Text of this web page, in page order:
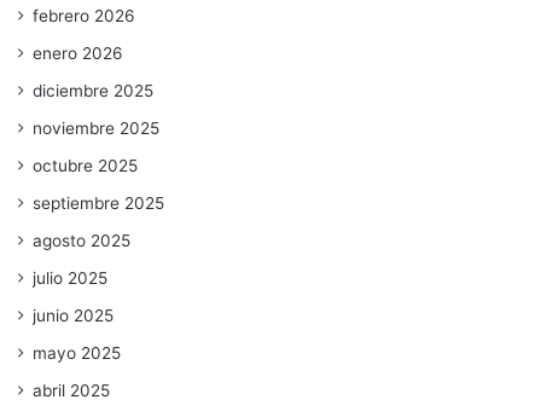
febrero 2026
enero 2026
diciembre 2025
noviembre 2025
octubre 2025
septiembre 2025
agosto 2025
julio 2025
junio 2025
mayo 2025
abril 2025